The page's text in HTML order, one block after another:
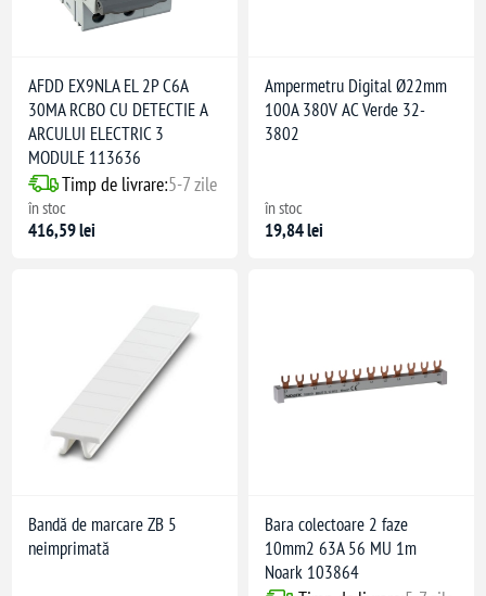
AFDD EX9NLA EL 2P C6A
30MA RCBO CU DETECTIE A
ARCULUI ELECTRIC 3
MODULE 113636
Timp de livrare:5-7 zile
în stoc
416,59 lei
Ampermetru Digital Ø22mm
100A 380V AC Verde 32-
3802
în stoc
19,84 lei
Bandă de marcare ZB 5
neimprimată
Bara colectoare 2 faze
10mm2 63A 56 MU 1m
Noark 103864